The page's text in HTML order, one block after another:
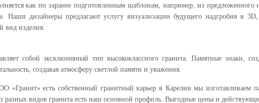
как по заранее подготовленным шаблонам, например, из предложенного
Наши дизайнеры предлагают услугу визуализации будущего надгробия в
вид изделия.
собой эксклюзивный тип высококлассного гранита. Памятные знаки,
создавая атмосферу светлой памяти и уважения.
«Гранит» есть собственный гранитный карьер в Карелии мы изготавливаем
разных видов гранита есть наш основной профиль. Выгодные цены и